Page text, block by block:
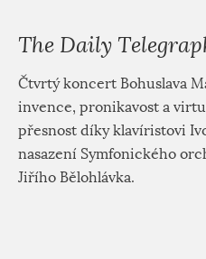
The Daily
Čtvrtý koncert Bohuslava
invence, pronikavost a
přesnost díky klavíristovi
nasazení Symfonického
Jiřího Bělohlávka.